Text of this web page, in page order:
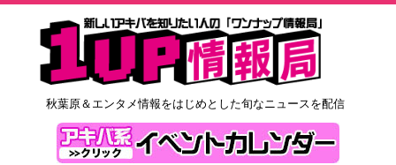
秋葉原＆エンタメ情報をはじめとした旬なニュースを配信